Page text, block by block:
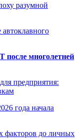
разумной
после многолетней
предприятия:
года начала
факторов до личных